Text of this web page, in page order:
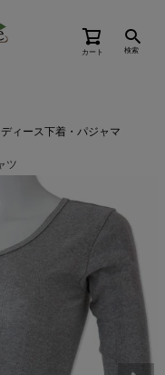
カート 検索
ディース下着・パジャマ
ツ